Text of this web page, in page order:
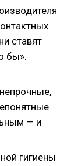
ставят
бы».
— и
гигиены